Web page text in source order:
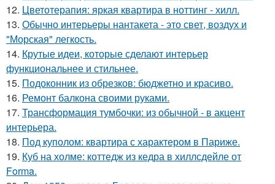
12. Цветотерапия: яркая квартира в ноттинг - хилл.
13. Обычно интерьеры нантакета - это свет, воздух и
"Морская" легкость.
14. Крутые идеи, которые сделают интерьер
функциональнее и стильнее.
15. Подоконник из обрезков: бюджетно и красиво.
16. Ремонт балкона своими руками.
17. Трансформация тумбочки: из обычной - в акцент
интерьера.
18. Под куполом: квартира с характером в Париже.
19. Куб на холме: коттедж из кедра в хиллсдейле от
Forma.